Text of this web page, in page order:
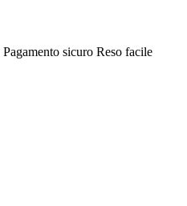
Pagamento sicuro Reso facile